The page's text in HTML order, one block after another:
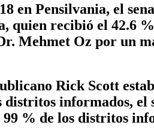
en Pensilvania, el
recibió el 42.6
Mehmet Oz por un
Rick Scott
distritos informados,
% de los distritos